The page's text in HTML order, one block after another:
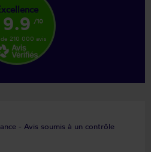
9.9 /10
de 210 000 avis
- Avis soumis à un contrôle